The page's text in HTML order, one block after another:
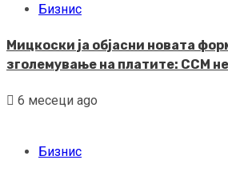
Бизнис
Мицкоски ја објасни новата
зголемување на платите: ССМ
6 месеци ago
Бизнис